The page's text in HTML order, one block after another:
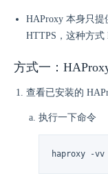
HAProxy 本身只提
HTTPS，这种方式
方式一：
查看已安装的
执行一下命令
haproxy -vv